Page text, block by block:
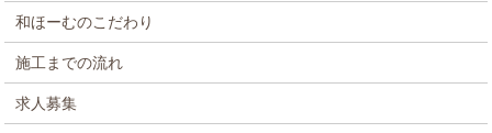
和ほーむのこだわり
施工までの流れ
求人募集